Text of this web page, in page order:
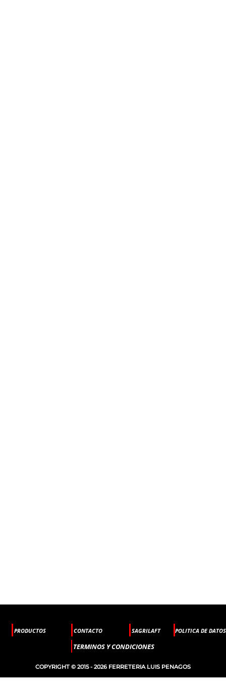
PRODUCTOS CONTACTO SAGRILAFT POLITICA DE DATOS
TERMINOS Y CONDICIONES
COPYRIGHT © 2015 - 2026 FERRETERIA LUIS PENAGOS